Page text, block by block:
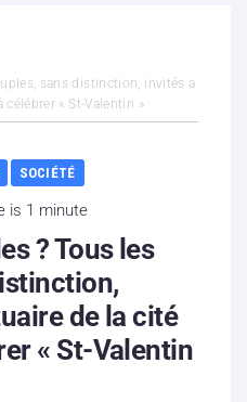
sans distinction, invités a
« St-Valentin »
SOCIÉTÉ
is 1 minute
? Tous les
de la cité
« St-Valentin